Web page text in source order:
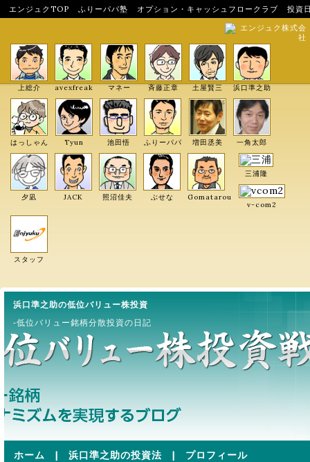
エンジュクTOP ふりーパパ塾 オプション・キャッシュフロークラブ
投資
エンジュク株式会
社
上総介 avexfreak マネー 斉藤正章 土屋賢三 浜口準之助
はっしゃん Tyun 池田悟 ふりーパパ 増田丞美 一角太郎
夕凪 JACK 照沼佳夫 ぶせな Gomatarou
三浦隆
v-com2
スタッフ
浜口準之助の低位バリュー株投資
-低位バリュー銘柄分散投資の日記
ホーム | 浜口準之助の投資法 | プロフィール